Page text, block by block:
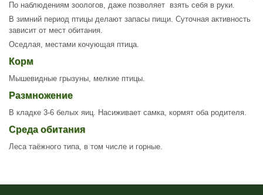
По наблюдениям зоологов, даже позволяет взять себя в руки.
В зимний период птицы делают запасы пищи. Суточная активность
зависит от мест обитания.
Оседлая, местами кочующая птица.
Корм
Мышевидные грызуны, мелкие птицы.
Размножение
В кладке 3-6 белых яиц. Насиживает самка, кормят оба родителя.
Среда обитания
Леса таёжного типа, в том числе и горные.